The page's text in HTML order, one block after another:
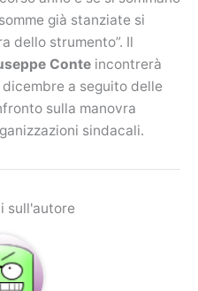
già stanziate si
dello strumento”. Il
Conte incontrerà
dicembre a seguito delle
sulla manovra
sindacali.
sull'autore